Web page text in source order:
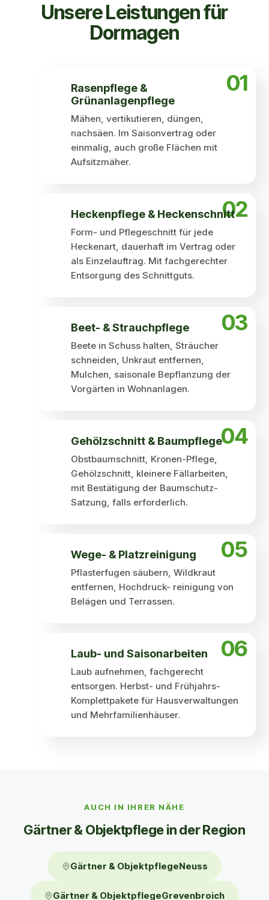
Unsere Leistungen für
Dormagen
01
Rasen­pflege &
Grünanlagenpflege
Mähen, vertikutieren, düngen,
nachsäen. Im Saisonvertrag oder
einmalig, auch große Flächen mit
Aufsitzmäher.
02
Heckenpflege & Hecken­schnitt
Form- und Pflegeschnitt für jede
Heckenart, dauerhaft im Vertrag oder
als Einzelauftrag. Mit fachgerechter
Entsorgung des Schnittguts.
03
Beet- & Strauchpflege
Beete in Schuss halten, Sträucher
schneiden, Unkraut entfernen,
Mulchen, saisonale Bepflanzung der
Vorgärten in Wohnanlagen.
04
Gehölzschnitt & Baum­pflege
Obstbaumschnitt, Kronen-Pflege,
Gehölzschnitt, kleinere Fällarbeiten,
mit Bestätigung der Baumschutz-
Satzung, falls erforderlich.
05
Wege- & Platzreinigung
Pflasterfugen säubern, Wildkraut
entfernen, Hochdruck- reinigung von
Belägen und Terrassen.
06
Laub- und Saisonarbeiten
Laub aufnehmen, fachgerecht
entsorgen. Herbst- und Frühjahrs-
Komplettpakete für Hausverwaltungen
und Mehrfamilienhäuser.
Auch in Ihrer Nähe
AUCH IN IHRER NÄHE
Gärtner & Objekt­pflege in der Region
Gärtner & ObjektpflegeNeuss
Gärtner & ObjektpflegeGrevenbroich